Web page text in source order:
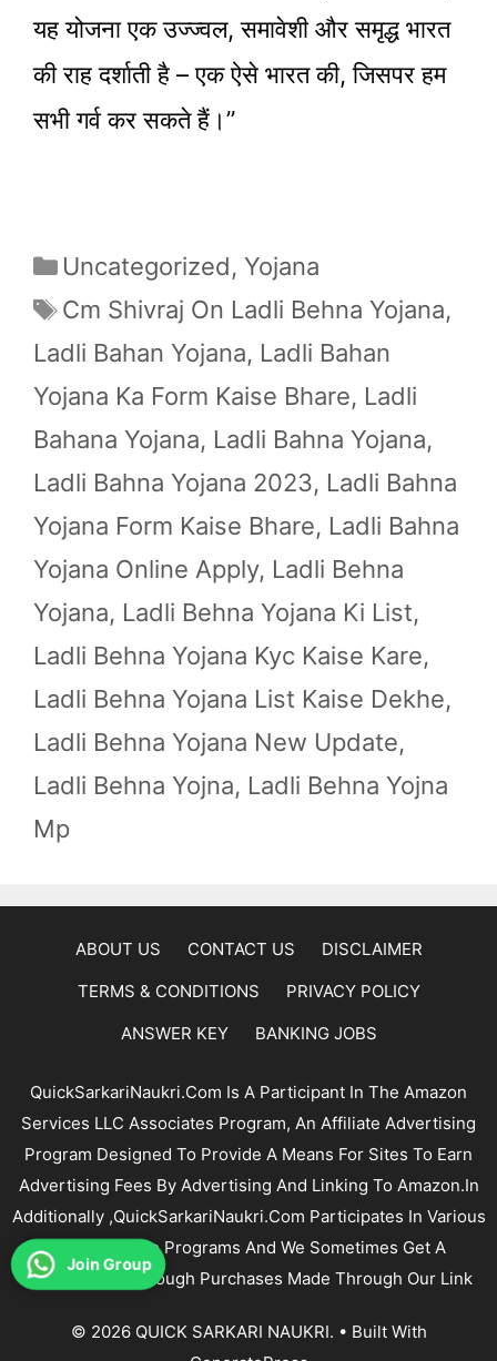
यह योजना एक उज्ज्वल, समावेशी और समृद्ध भारत
की राह दर्शाती है – एक ऐसे भारत की, जिसपर हम
सभी गर्व कर सकते हैं।”
Categories
Uncategorized,Yojana
Tags
Cm Shivraj On Ladli Behna Yojana,
Ladli Bahan Yojana, Ladli Bahan
Yojana Ka Form Kaise Bhare, Ladli
Bahana Yojana, Ladli Bahna Yojana,
Ladli Bahna Yojana 2023, Ladli Bahna
Yojana Form Kaise Bhare, Ladli Bahna
Yojana Online Apply, Ladli Behna
Yojana, Ladli Behna Yojana Ki List,
Ladli Behna Yojana Kyc Kaise Kare,
Ladli Behna Yojana List Kaise Dekhe,
Ladli Behna Yojana New Update,
Ladli Behna Yojna, Ladli Behna Yojna
Mp
ABOUT US CONTACT US
DISCLAIMER
TERMS & CONDITIONS
PRIVACY POLICY
ANSWER KEY
BANKING JOBS
QuickSarkariNaukri.com Is A Participant In The Amazon
Services LLC Associates Program, An Affiliate Advertising
Program Designed To Provide A Means For Sites To Earn
Advertising Fees By Advertising And Linking To Amazon.In
Additionally ,QuickSarkariNaukri.com Participates In Various
Other Affiliate Programs And We Sometimes Get A
Commission Through Purchases Made Through Our Link
© 2026 QUICK SARKARI NAUKRI. • Built With
Join Group